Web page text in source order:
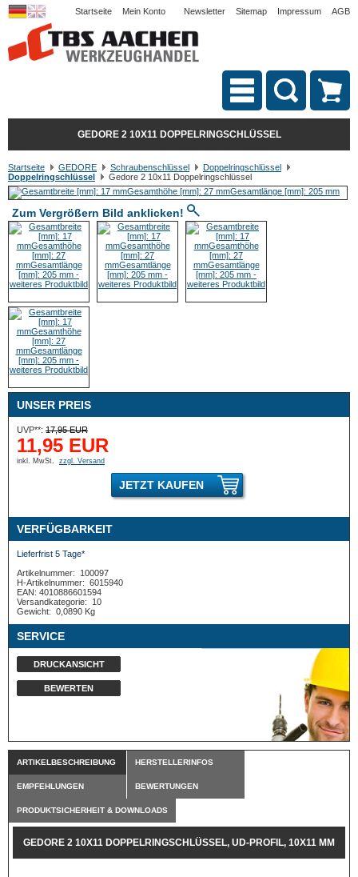
Startseite Mein Konto Newsletter Sitemap Impressum AGB
GEDORE 2 10X11 DOPPELRINGSCHLÜSSEL
Startseite GEDORE Schraubenschlüssel
Doppelringschlüssel
Doppelringschlüssel
Gedore 2 10x11 Doppelringschlüssel
Zum Vergrößern Bild anklicken!
UNSER PREIS
UVP**: 17,95 EUR
11,95 EUR
inkl. MwSt. zzgl. Versand
JETZT KAUFEN
VERFÜGBARKEIT
Lieferfrist 5 Tage*
Artikelnummer:
100097
H-Artikelnummer: 6015940
EAN: 4010886601594
Versandkategorie:
10
Gewicht: 0,0890 Kg
SERVICE
DRUCKANSICHT
BEWERTEN
ARTIKELBESCHREIBUNG HERSTELLERINFOS
EMPFEHLUNGEN BEWERTUNGEN
PRODUKTSICHERHEIT & DOWNLOADS
GEDORE 2 10X11 DOPPELRINGSCHLÜSSEL, UD-PROFIL, 10X11 MM